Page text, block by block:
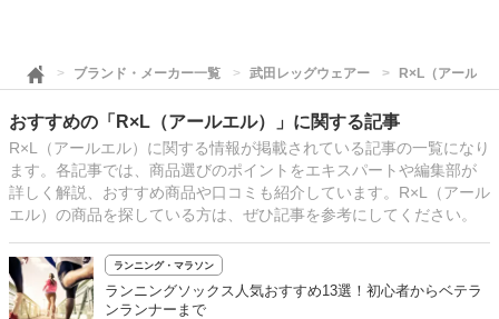
ブランド・メーカー一覧 武田レッグウェアー R×L（アールエ
おすすめの「R×L（アールエル）」に関する記事
R×L（アールエル）に関する情報が掲載されている記事の一覧になり
ます。各記事では、商品選びのポイントをエキスパートや編集部が
詳しく解説、おすすめ商品や口コミも紹介しています。R×L（アール
エル）の商品を探している方は、ぜひ記事を参考にしてください。
ランニング・マラソン
ランニングソックス人気おすすめ13選！初心者からベテラ
ンランナーまで